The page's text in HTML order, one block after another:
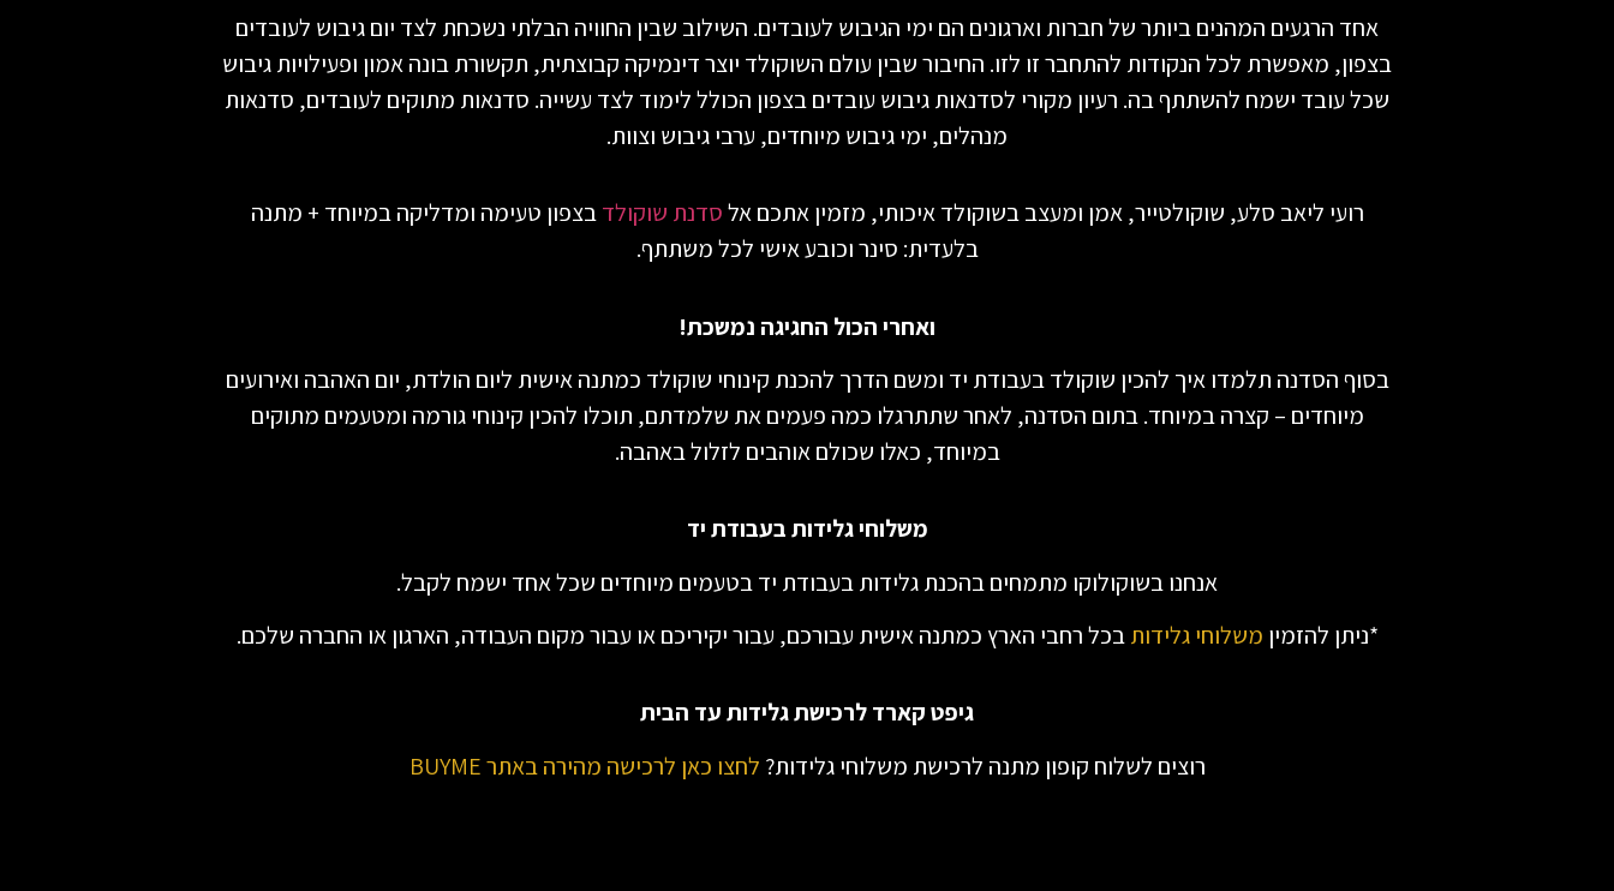
אחד הרגעים המהנים ביותר של חברות וארגונים הם ימי הגיבוש לעובדים. השילוב שבין החוויה הבלתי נשכחת לצד יום גיבוש לעובדים
בצפון, מאפשרת לכל הנקודות להתחבר זו לזו. החיבור שבין עולם השוקולד יוצר דינמיקה קבוצתית, תקשורת בונה אמון ופעילויות גיבוש
שכל עובד ישמח להשתתף בה. רעיון מקורי לסדנאות גיבוש עובדים בצפון הכולל לימוד לצד עשייה. סדנאות מתוקים לעובדים, סדנאות
מנהלים, ימי גיבוש מיוחדים, ערבי גיבוש וצוות.
רועי ליאב סלע, שוקולטייר, אמן ומעצב בשוקולד איכותי, מזמין אתכם אלסדנת שוקולדבצפון טעימה ומדליקה במיוחד + מתנה
בלעדית: סינר וכובע אישי לכל משתתף.
ואחרי הכול החגיגה נמשכת!
בסוף הסדנה תלמדו איך להכין שוקולד בעבודת יד ומשם הדרך להכנת קינוחי שוקולד כמתנה אישית ליום הולדת, יום האהבה ואירועים
מיוחדים – קצרה במיוחד. בתום הסדנה, לאחר שתתרגלו כמה פעמים את שלמדתם, תוכלו להכין קינוחי גורמה ומטעמים מתוקים
במיוחד, כאלו שכולם אוהבים לזלול באהבה.
משלוחי גלידות בעבודת יד
אנחנו בשוקולוקו מתמחים בהכנת גלידות בעבודת יד בטעמים מיוחדים שכל אחד ישמח לקבל.
*ניתן להזמין משלוחי גלידותבכל רחבי הארץ כמתנה אישית עבורכם, עבור יקיריכם או עבור מקום העבודה, הארגון או החברה שלכם.
גיפט קארד לרכישת גלידות עד הבית
רוצים לשלוח קופון מתנה לרכישת משלוחי גלידות? לחצו כאן לרכישה מהירה באתר BUYME